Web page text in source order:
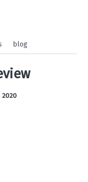
blog
2020